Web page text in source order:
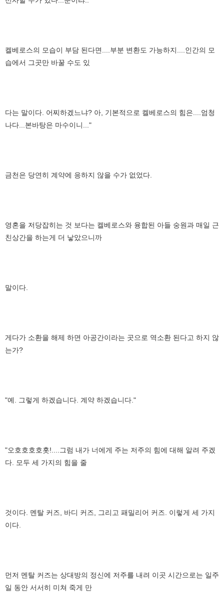
켈베로스의 모습이 부담 된다면....부분 변환도 가능하지....인간의 모
습에서 그곳만 바꿀 수도 있
다는 말이다. 어찌하겠느냐? 아, 기본적으로 켈베로스의 힘은....엄청
나다...본바탕은 마수이니..."
금천은 당연히 계약에 응하지 않을 수가 없었다.
영혼을 저당잡히는 것 보다는 켈베로스와 융합된 아들 숭원과 매일 근
친상간을 하는게 더 낳았으니까
말이다.
게다가 소환을 해제 하면 아공간이라는 곳으로 역소환 된다고 하지 않
는가?
"예. 그렇게 하겠습니다. 계약 하겠습니다."
"오호호호호홋!....그럼 내가 너에게 주는 저주의 힘에 대해 알려 주겠
다. 모두 세 가지의 힘을 줄
것이다. 멘탈 커즈, 바디 커즈, 그리고 패밀리어 커즈. 이렇게 세 가지
이다.
먼저 멘탈 커즈는 상대방의 정신에 저주를 내려 이곳 시간으로는 일주
일 동안 서서히 미쳐 죽게 만